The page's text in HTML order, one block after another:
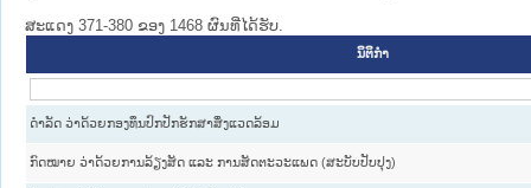
ສະແດງ 371-380 ຂອງ 1468 ຜົນທີ່ໄດ້ຮັບ.
ນິຕິກໍາ
ດຳລັດ ວ່າດ້ວຍກອງທຶນປົກປັກຮັກສາສິ່ງແວດລ້ອມ
ກົດໝາຍ ວ່າດ້ວຍການລ້ຽງສັດ ແລະ ການສັດຕະວະແພດ (ສະບັບປັບປຸງ)